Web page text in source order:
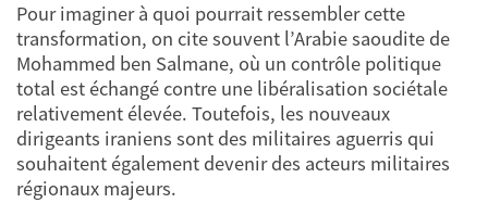
Pour imaginer à quoi pourrait ressembler cette
transformation, on cite souvent l’Arabie saoudite de
Mohammed ben Salmane, où un contrôle politique
total est échangé contre une libéralisation sociétale
relativement élevée. Toutefois, les nouveaux
dirigeants iraniens sont des militaires aguerris qui
souhaitent également devenir des acteurs militaires
régionaux majeurs.